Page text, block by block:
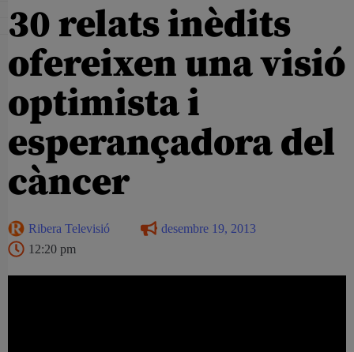
30 relats inèdits
ofereixen una visió
optimista i
esperançadora del
càncer
Ribera Televisió
desembre 19, 2013
12:20 pm